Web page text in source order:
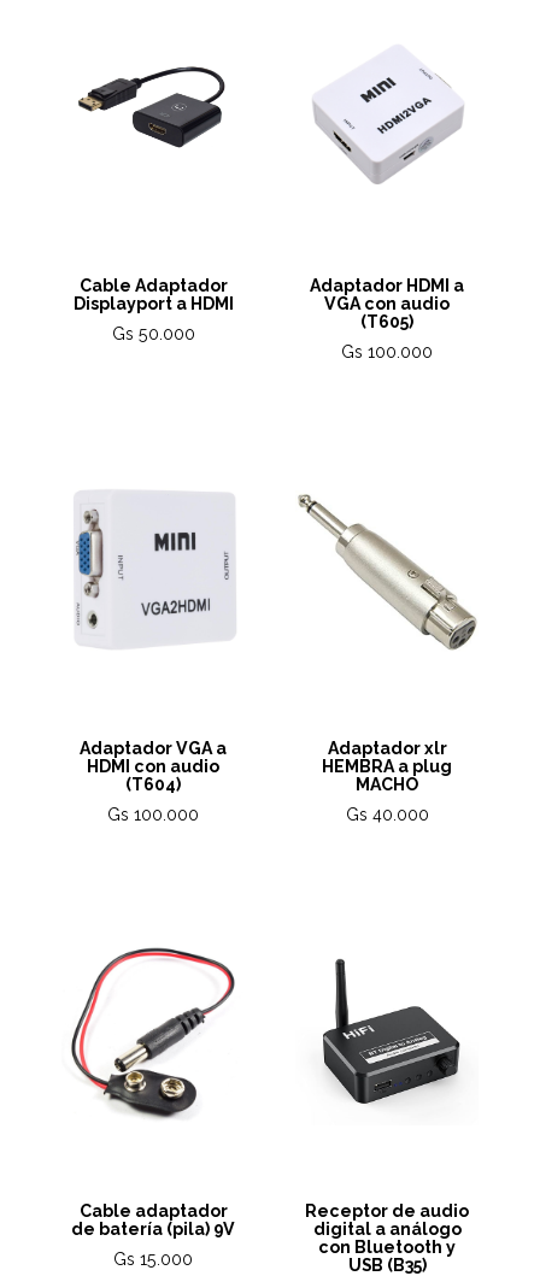
Cable Adaptador
Displayport a HDMI
Gs 50.000
Adaptador HDMI a
VGA con audio
(T605)
Gs 100.000
Adaptador VGA a
HDMI con audio
(T604)
Gs 100.000
Adaptador xlr
HEMBRA a plug
MACHO
Gs 40.000
Cable adaptador
de batería (pila) 9V
Gs 15.000
Receptor de audio
digital a análogo
con Bluetooth y
USB (B35)